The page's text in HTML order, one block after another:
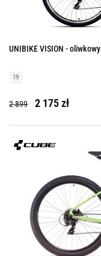
UNIBIKE VISION - oliwkowy
19
2 899 2 175 zł